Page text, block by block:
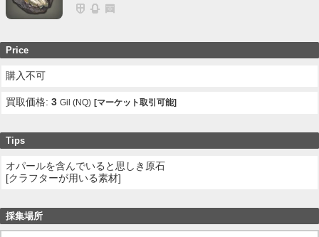
Price
購入不可
買取価格:3 Gil (NQ) [マーケット取引可能]
Tips
オパールを含んでいると思しき原石
[クラフターが用いる素材]
採集場所